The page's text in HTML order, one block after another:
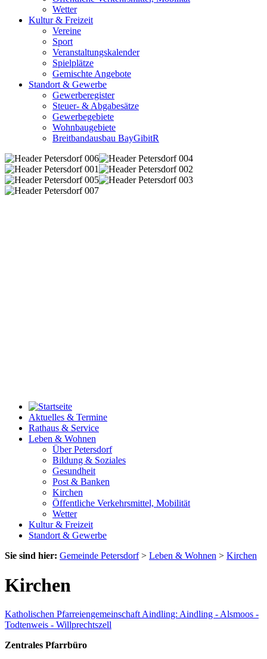
Wetter
Kultur & Freizeit
Vereine
Sport
Veranstaltungskalender
Spielplätze
Gemischte Angebote
Standort & Gewerbe
Gewerberegister
Steuer- & Abgabesätze
Gewerbegebiete
Wohnbaugebiete
Breitbandausbau BayGibitR
Aktuelles & Termine
Rathaus & Service
Leben & Wohnen
Über Petersdorf
Bildung & Soziales
Gesundheit
Post & Banken
Kirchen
Öffentliche Verkehrsmittel, Mobilität
Wetter
Kultur & Freizeit
Standort & Gewerbe
Sie sind hier: Gemeinde Petersdorf> Leben & Wohnen > Kirchen
Kirchen
Katholischen Pfarreiengemeinschaft Aindling: Aindling - Alsmoos -
Todtenweis - Willprechtszell
Zentrales Pfarrbüro